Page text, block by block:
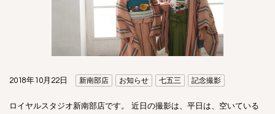
2018年10月22日 新南部店 お知らせ 七五三 記念撮影
ロイヤルスタジオ新南部店です。 近日の撮影は、平日は、空いている